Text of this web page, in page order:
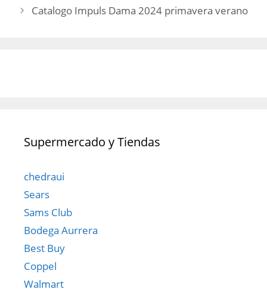
Catalogo Impuls Dama 2024 primavera verano
Supermercado y Tiendas
chedraui
Sears
Sams Club
Bodega Aurrera
Best Buy
Coppel
Walmart